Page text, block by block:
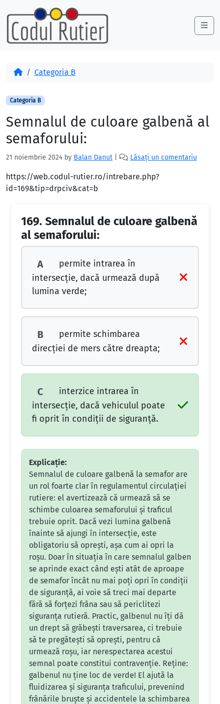
Skip to content
Skip to footer
AcasăCategoria B
Categoria B
Semnalul de culoare galbenă al
semaforului:
21 noiembrie 2024 by Balan Danut Lăsați un comentariu
https://web.codul-rutier.ro/intrebare.php?
id=169&tip=drpciv&cat=b
169. Semnalul de culoare galbenă
al semaforului:
A
permite intrarea în
intersecţie, dacă urmează după
lumina verde;
B
permite schimbarea
direcţiei de mers către dreapta;
C
interzice intrarea în
intersecţie, dacă vehiculul poate
fi oprit în condiţii de siguranţă.
Explicație:
Semnalul de culoare galbenă la semafor are
un rol foarte clar în regulamentul circulației
rutiere: el avertizează că urmează să se
schimbe culoarea semaforului și traficul
trebuie oprit. Dacă vezi lumina galbenă
înainte să ajungi în intersecție, este
obligatoriu să oprești, așa cum ai opri la
roșu. Doar în situația în care semnalul galben
se aprinde exact când ești atât de aproape
de semafor încât nu mai poți opri în condiții
de siguranță, ai voie să treci mai departe
fără să forțezi frâna sau să periclitezi
siguranța rutieră. Practic, galbenul nu îți dă
un drept să grăbești traversarea, ci trebuie
să te pregătești să oprești, pentru că
urmează roșu, iar nerespectarea acestui
semnal poate constitui contravenție. Reține:
galbenul nu ține loc de verde! El ajută la
fluidizarea și siguranța traficului, prevenind
frânările bruște și accidentele la schimbarea